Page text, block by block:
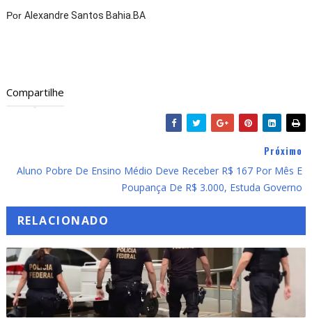
Por Alexandre Santos Bahia.BA
Compartilhe
Próximo
Aluno Pobre De Ensino Médio Deve Receber R$ 167 Por Mês E
Poupança De R$ 3.000, Estuda Governo
RELACIONADO